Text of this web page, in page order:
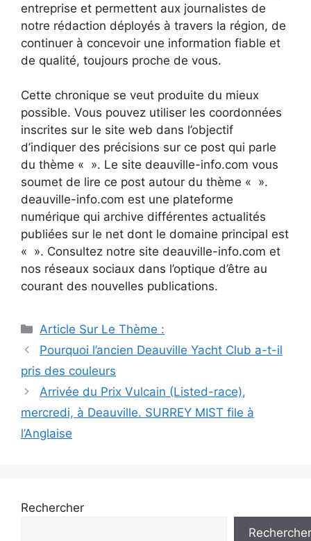
entreprise et permettent aux journalistes de
notre rédaction déployés à travers la région, de
continuer à concevoir une information fiable et
de qualité, toujours proche de vous.
Cette chronique se veut produite du mieux
possible. Vous pouvez utiliser les coordonnées
inscrites sur le site web dans l’objectif
d’indiquer des précisions sur ce post qui parle
du thème « ». Le site deauville-info.com vous
soumet de lire ce post autour du thème « ».
deauville-info.com est une plateforme
numérique qui archive différentes actualités
publiées sur le net dont le domaine principal est
« ». Consultez notre site deauville-info.com et
nos réseaux sociaux dans l’optique d’être au
courant des nouvelles publications.
Catégories
Article Sur Le Thème :
Navigation
des
articles
Pourquoi l’ancien Deauville Yacht Club a-t-il
pris des couleurs
Arrivée du Prix Vulcain (Listed-race),
mercredi, à Deauville. SURREY MIST file à
l’Anglaise
Rechercher
Rechercher